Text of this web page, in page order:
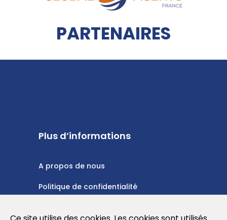
PARTENAIRES
Plus d’informations
A propos de nous
Politique de confidentialité